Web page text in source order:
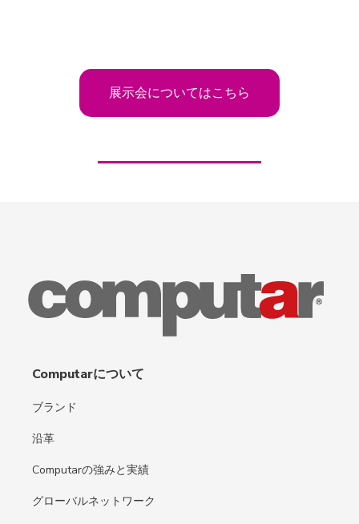
展示会についてはこちら
Computarについて
ブランド
沿革
Computarの強みと実績
グローバルネットワーク